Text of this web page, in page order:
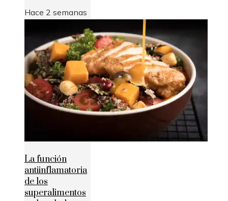
Hace 2 semanas
La función
antiinflamatoria
de los
superalimentos